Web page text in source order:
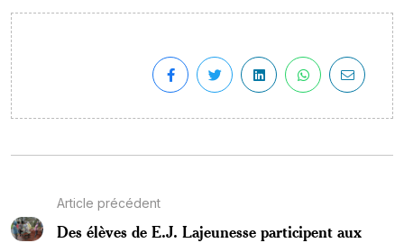
Article précédent
Des élèves de E.J. Lajeunesse participent aux